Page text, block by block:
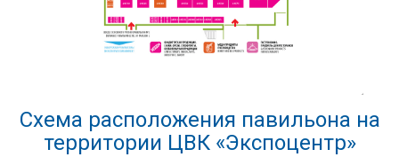
Схема расположения павильона на
территории ЦВК «Экспоцентр»